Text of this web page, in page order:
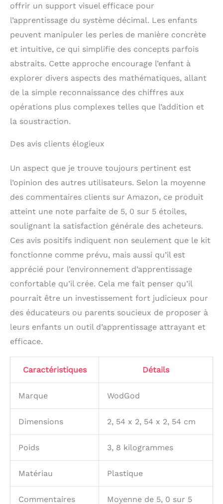
offrir un support visuel efficace pour
l’apprentissage du système décimal. Les enfants
peuvent manipuler les perles de manière concrète
et intuitive, ce qui simplifie des concepts parfois
abstraits. Cette approche encourage l’enfant à
explorer divers aspects des mathématiques, allant
de la simple reconnaissance des chiffres aux
opérations plus complexes telles que l’addition et
la soustraction.
Des avis clients élogieux
Un aspect que je trouve toujours pertinent est
l’opinion des autres utilisateurs. Selon la moyenne
des commentaires clients sur Amazon, ce produit
atteint une note parfaite de 5, 0 sur 5 étoiles,
soulignant la satisfaction générale des acheteurs.
Ces avis positifs indiquent non seulement que le kit
fonctionne comme prévu, mais aussi qu’il est
apprécié pour l’environnement d’apprentissage
confortable qu’il crée. Cela me fait penser qu’il
pourrait être un investissement fort judicieux pour
des éducateurs ou parents soucieux de proposer à
leurs enfants un outil d’apprentissage attrayant et
efficace.
Caractéristiques Détails
Marque WodGod
Dimensions 2, 54 x 2, 54 x 2, 54 cm
Poids 3, 8 kilogrammes
Matériau Plastique
Commentaires Moyenne de 5, 0 sur 5